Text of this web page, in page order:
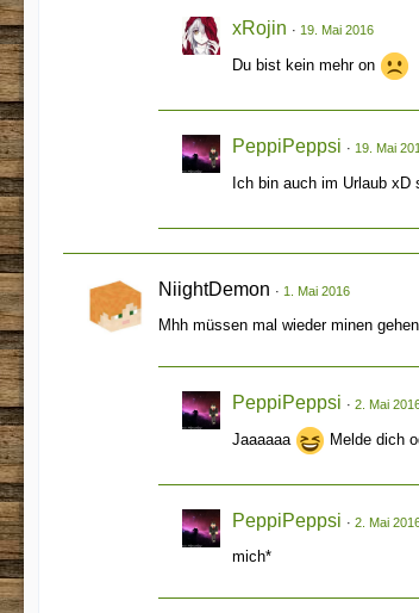
xRojin 19. Mai 2016
Du bist kein mehr on
PeppiPeppsi 19. Mai
Ich bin auch im Urlaub
NiightDemon 1. Mai 2016
Mhh müssen mal wieder minen
PeppiPeppsi 2. Mai
Jaaaaaa Melde dich
PeppiPeppsi 2. Mai
mich*